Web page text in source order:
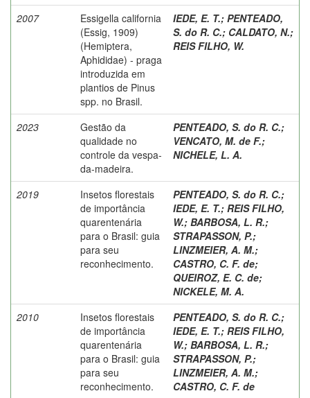
2007
Essigella california
(Essig, 1909)
(Hemiptera,
Aphididae) - praga
introduzida em
plantios de Pinus
spp. no Brasil.
IEDE, E. T.; PENTEADO,
S. do R. C.; CALDATO, N.;
REIS FILHO, W.
2023
Gestão da
qualidade no
controle da vespa-
da-madeira.
PENTEADO, S. do R. C.;
VENCATO, M. de F.;
NICHELE, L. A.
2019
Insetos florestais
de importância
quarentenária
para o Brasil: guia
para seu
reconhecimento.
PENTEADO, S. do R. C.;
IEDE, E. T.; REIS FILHO,
W.; BARBOSA, L. R.;
STRAPASSON, P.;
LINZMEIER, A. M.;
CASTRO, C. F. de;
QUEIROZ, E. C. de;
NICKELE, M. A.
2010
Insetos florestais
de importância
quarentenária
para o Brasil: guia
para seu
reconhecimento.
PENTEADO, S. do R. C.;
IEDE, E. T.; REIS FILHO,
W.; BARBOSA, L. R.;
STRAPASSON, P.;
LINZMEIER, A. M.;
CASTRO, C. F. de